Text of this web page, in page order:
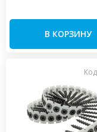
В КОРЗИНУ